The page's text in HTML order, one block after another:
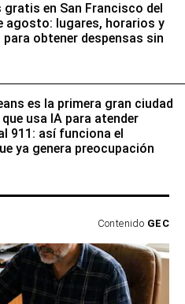
en San Francisco del
agosto: lugares, horarios y
obtener despensas sin
es la primera gran ciudad
que usa IA para atender
911: así funciona el
ya genera preocupación
Contenido GEC